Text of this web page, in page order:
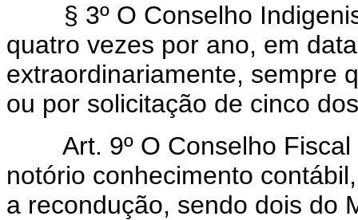
§ 3º O Conselho
quatro vezes por ano, em
extraordinariamente, sempre
ou por solicitação de cinco
Art. 9º O Conselho Fiscal
notório conhecimento
a recondução, sendo dois do